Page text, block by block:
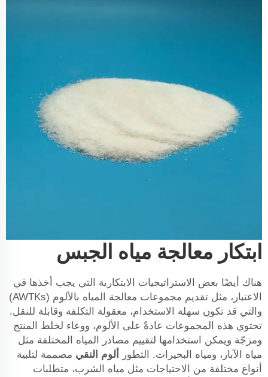
ابتكار معالجة مياه الجبس
هناك أيضًا بعض الاستراتيجيات الابتكارية التي يجب أخذها في
الاعتبار، مثل تقديم مجموعات معالجة المياه بالألوم (AWTKs)
والتي قد تكون سهلة الاستخدام، معقولة التكلفة وقابلة للنقل.
تحتوي هذه المجموعات عادةً على الألوم، ووعاء لخلط المنتج
ومزجّة ويمكن استخدامها لتقييم مصادر المياه المختلفة مثل
مياه الآبار، ومياه البحيرات. التطور
ألوم النقي مصممة لتلبية
أنواع مختلفة من الاحتياجات مثل مياه الشرب، متطلبات